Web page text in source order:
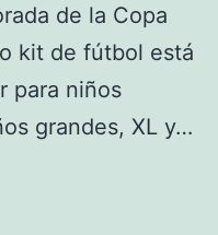
de la Copa
kit de fútbol está
para niños
grandes, XL y…